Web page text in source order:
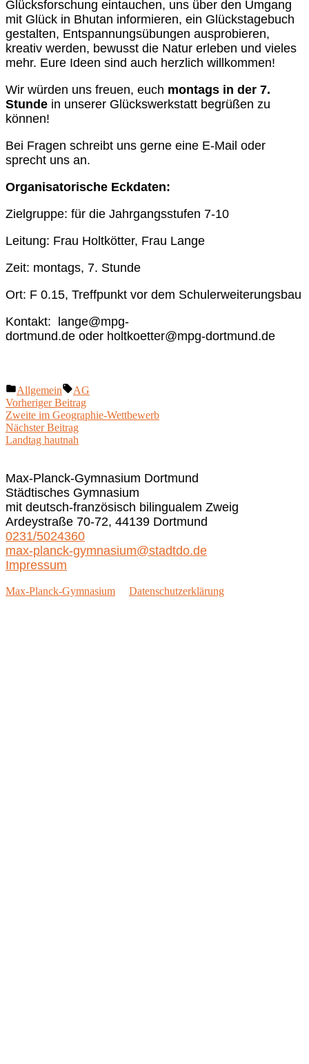
Glücksforschung eintauchen, uns über den Umgang
mit Glück in Bhutan informieren, ein Glückstagebuch
gestalten, Entspannungsübungen ausprobieren,
kreativ werden, bewusst die Natur erleben und vieles
mehr. Eure Ideen sind auch herzlich willkommen!
Wir würden uns freuen, euch montags in der 7.
Stunde in unserer Glückswerkstatt begrüßen zu
können!
Bei Fragen schreibt uns gerne eine E-Mail oder
sprecht uns an.
Organisatorische Eckdaten:
Zielgruppe: für die Jahrgangsstufen 7-10
Leitung: Frau Holtkötter, Frau Lange
Zeit: montags, 7. Stunde
Ort: F 0.15, Treffpunkt vor dem Schulerweiterungsbau
Kontakt: lange@mpg-
dortmund.de oder holtkoetter@mpg-dortmund.de
Veröffentlicht
unter
Allgemein Schlagwörter:
AG
Beitragsnavigation
Vorheriger BeitragVorheriger
Beitrag:
Zweite im Geographie-Wettbewerb
Nächster BeitragNächster
Landtag hautnah
Max-Planck-Gymnasium Dortmund
Städtisches Gymnasium
mit deutsch-französisch bilingualem Zweig
Ardeystraße 70-72, 44139 Dortmund
0231/5024360
max-planck-gymnasium@stadtdo.de
Impressum
Max-Planck-Gymnasium Datenschutzerklärung